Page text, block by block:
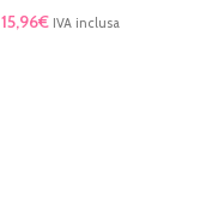
15,96€ IVA inclusa